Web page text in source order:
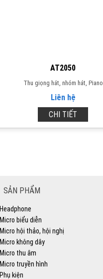
AT2050
Thu giọng hát, nhóm hát, Piano
Liên hệ
CHI TIẾT
SẢN PHẨM
Headphone
Micro biểu diễn
Micro hội thảo, hội nghị
Micro không dây
Micro thu âm
Micro truyền hình
Phụ kiện